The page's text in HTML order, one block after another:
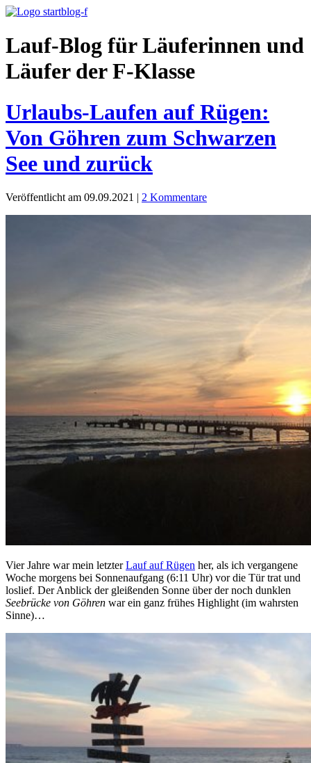
Lauf-Blog für Läuferinnen und
Läufer der F-Klasse
Urlaubs-Laufen auf Rügen:
Von Göhren zum Schwarzen
See und zurück
Veröffentlicht am 09.09.2021 | 2 Kommentare
Vier Jahre war mein letzterLauf auf Rügen her, als ich vergangene
Woche morgens bei Sonnenaufgang (6:11 Uhr) vor die Tür trat und
loslief. Der Anblick der gleißenden Sonne über der noch dunklen
Seebrücke von Göhren war ein ganz frühes Highlight (im wahrsten
Sinne)…